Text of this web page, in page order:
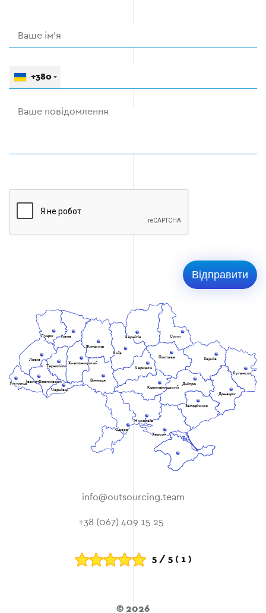
Львів
Луцьк Рівне
Вінниця
Хмельницький
Житомир
Чернівці
УжгородІвано-Франківськ
Тернопіль
Київ
Чернігів Суми
Полтава Харків
Луганськ
Донецьк
Дніпро
Черкаси
Кропивницький
Одеса
Запоріжжя
Херсон
Миколаїв
+380
info@outsourcing.team
+38 (067) 409 15 25
5/ 5( 1)
© 2026